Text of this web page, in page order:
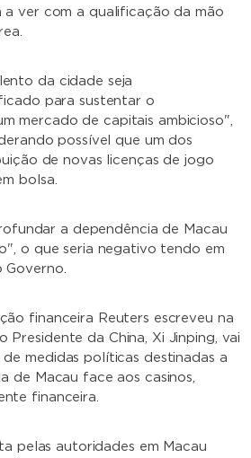
ver com a qualificação da mão
da cidade seja
para sustentar o
mercado de capitais ambicioso",
possível que um dos
de novas licenças de jogo
bolsa.
a dependência de Macau
o que seria negativo tendo em
financeira Reuters escreveu na
Presidente da China, Xi Jinping, vai
medidas políticas destinadas a
de Macau face aos casinos,
financeira.
pelas autoridades em Macau